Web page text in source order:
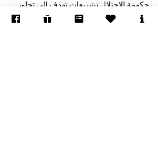
حكومة الاحتلال تشريعات تهدف إلى تجاوز
القيود التي يفرضها القانون الدولي، لتعميق